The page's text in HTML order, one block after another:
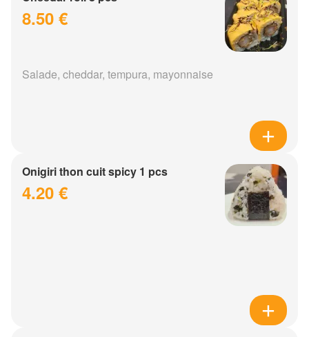
8.50 €
Salade, cheddar, tempura, mayonnaise
Onigiri thon cuit spicy 1 pcs
4.20 €